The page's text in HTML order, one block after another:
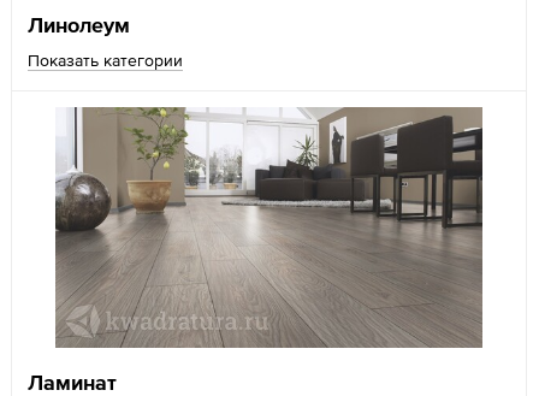
Линолеум
Показать категории
Ламинат